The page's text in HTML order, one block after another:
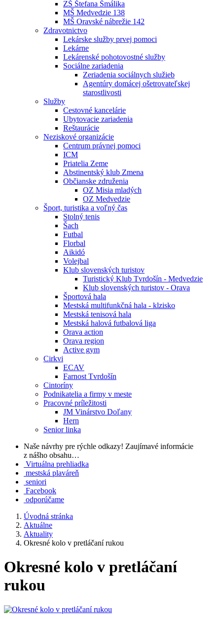
ZŠ Štefana Šmálika
MŠ Medvedzie 138
MŠ Oravské nábrežie 142
Zdravotnictvo
Lekárske služby prvej pomoci
Lekárne
Lekárenské pohotovostné služby
Sociálne zariadenia
Zeriadenia sociálnych služieb
Agentúry domácej ošetrovateľskej
starostlivosti
Služby
Cestovné kancelárie
Ubytovacie zariadenia
Reštaurácie
Neziskové organizácie
Centrum právnej pomoci
ICM
Priatelia Zeme
Abstinentský klub Zmena
Občianske združenia
OZ Misia mladých
OZ Medvedzie
Šport, turistika a voľný čas
Stolný tenis
Šach
Futbal
Florbal
Aikidó
Volejbal
Klub slovenských turistov
Turistický Klub Tvrdošín - Medvedzie
Klub slovenských turistov - Orava
Športová hala
Mestská multifunkčná hala - klzisko
Mestská tenisová hala
Mestská halová futbalová liga
Orava action
Orava region
Active gym
Cirkvi
ECAV
Farnost Tvrdošín
Cintoríny
Podnikatelia a firmy v meste
Pracovné príležitosti
JM Vinárstvo Doľany
Hern
Senior linka
Naše návrhy pre rýchle odkazy! Zaujímavé informácie
z nášho obsahu…
Virtuálna prehliadka
mestská plaváreň
seniori
Facebook
odporúčame
Úvodná stránka
Aktuálne
Aktuality
Okresné kolo v pretláčaní rukou
Okresné kolo v pretláčaní
rukou